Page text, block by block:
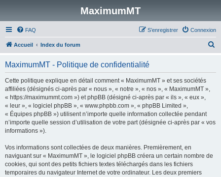
MaximumMT
FAQ Connexion
S’enregistrer
Accueil Index du forum
MaximumMT - Politique de confidentialité
Cette politique explique en détail comment « MaximumMT » et ses sociétés
affiliées (désignés ci-après par « nous », « notre », « nos », « MaximumMT »,
« https://maximummt.com ») et phpBB (désigné ci-après par « ils », « eux »,
« leur », « logiciel phpBB », « www.phpbb.com », « phpBB Limited »,
« Équipes phpBB ») utilisent n’importe quelle information collectée pendant
n’importe quelle session d’utilisation de votre part (désignée ci-après par « vos
informations »).
Vos informations sont collectées de deux manières. Premièrement, en
naviguant sur « MaximumMT », le logiciel phpBB créera un certain nombre de
cookies, qui sont des petits fichiers textes téléchargés dans les fichiers
temporaires du navigateur Internet de votre ordinateur. Les deux premiers